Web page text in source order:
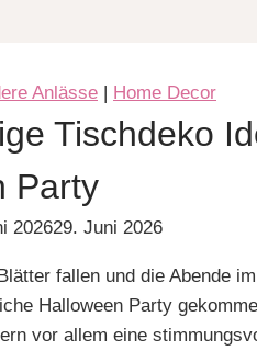
Anlässe Home Decor
Tischdeko
Party
202629. Juni 2026
fallen und die Abende
Halloween Party
vor allem eine